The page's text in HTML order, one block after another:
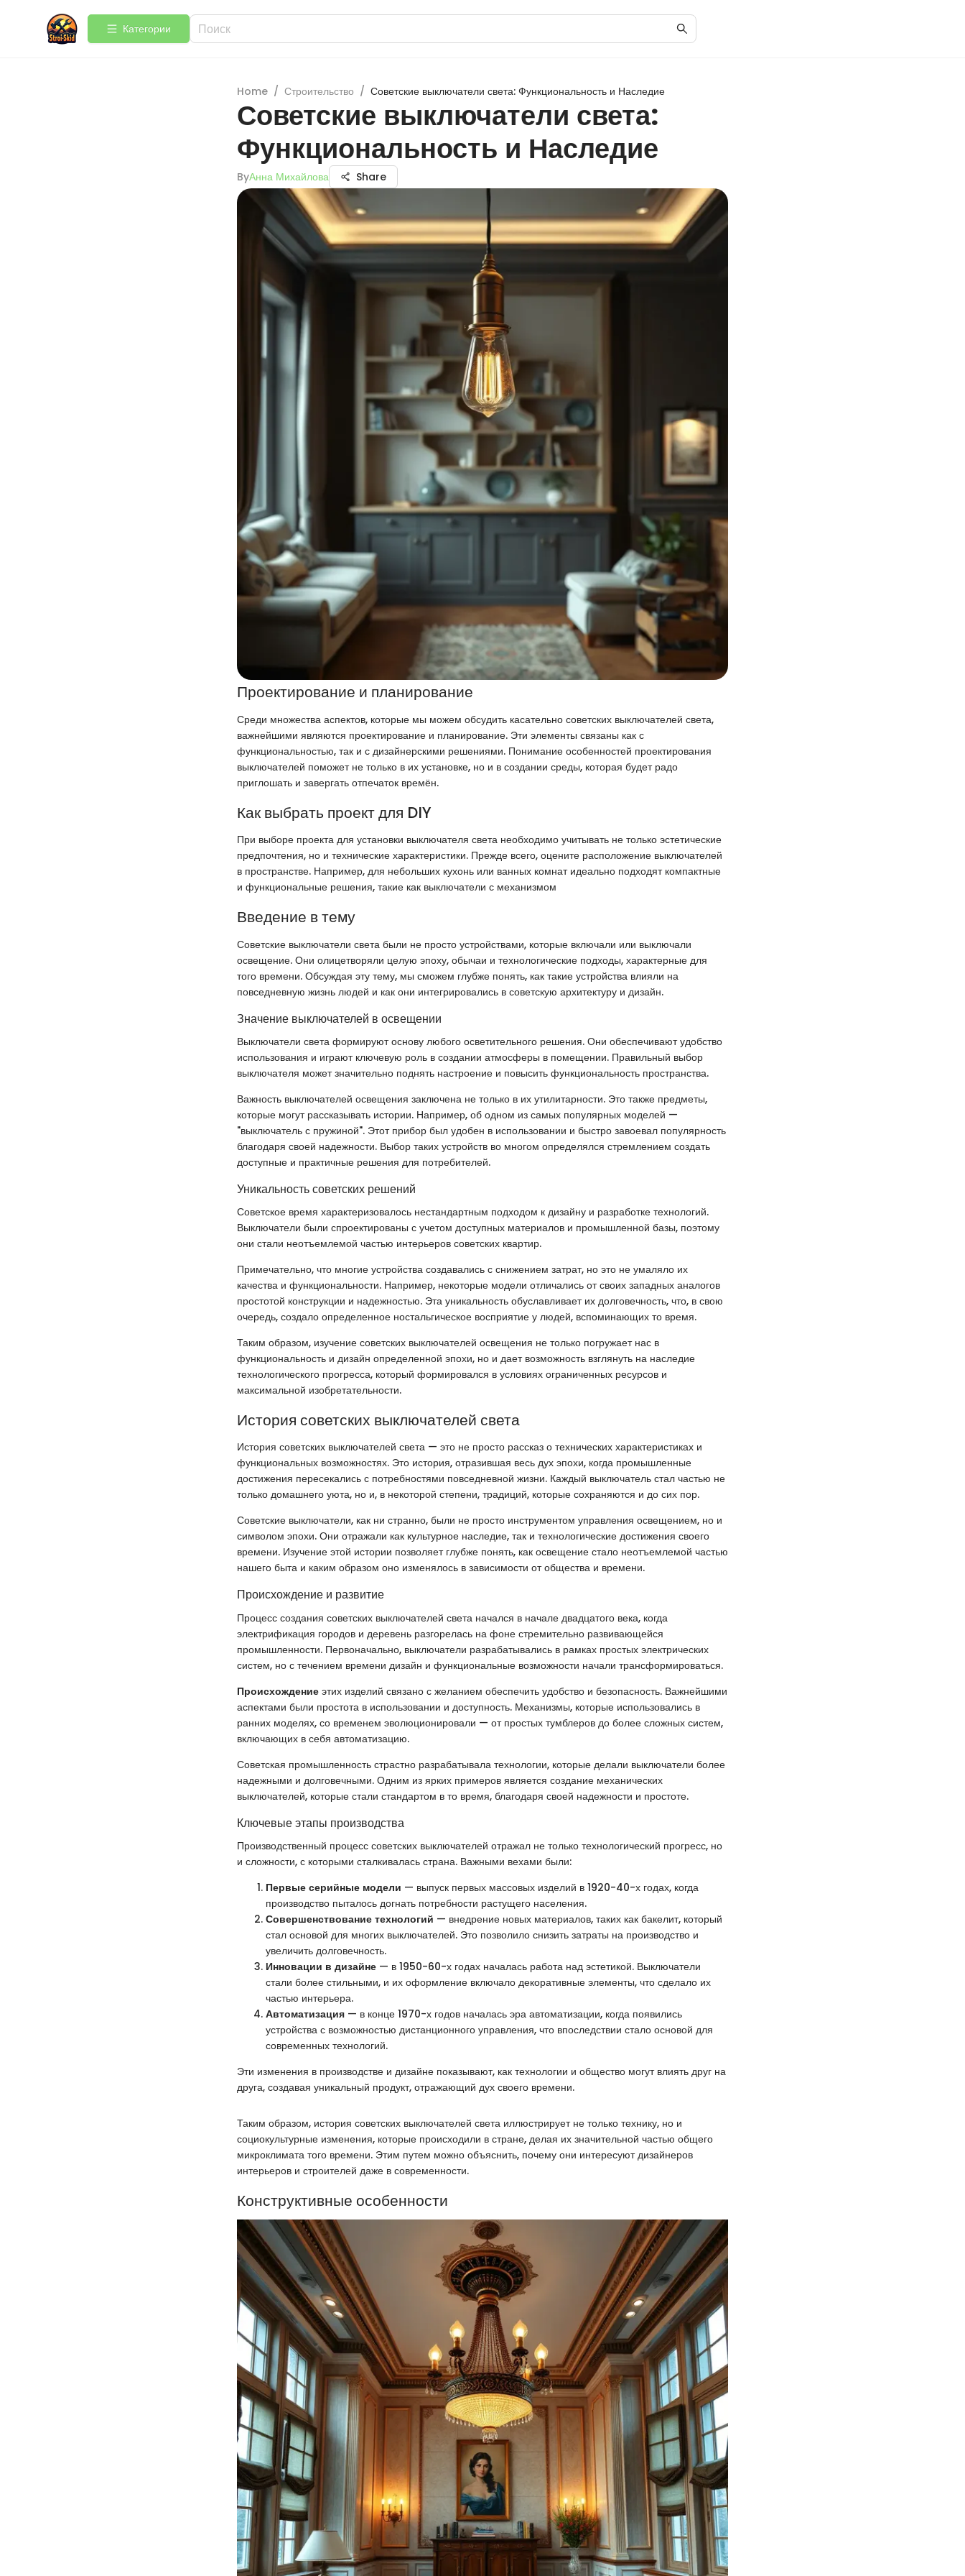
Категории
Home / Строительство / Советские выключатели света: Функциональность и Наследие
Советские выключатели света:
Функциональность и Наследие
ByАнна Михайлова Share
Проектирование и планирование
Среди множества аспектов, которые мы можем обсудить касательно советских выключателей света,
важнейшими являются проектирование и планирование. Эти элементы связаны как с
функциональностью, так и с дизайнерскими решениями. Понимание особенностей проектирования
выключателей поможет не только в их установке, но и в создании среды, которая будет радо
приглошать и завергать отпечаток времён.
Как выбрать проект для DIY
При выборе проекта для установки выключателя света необходимо учитывать не только эстетические
предпочтения, но и технические характеристики. Прежде всего, оцените расположение выключателей
в пространстве. Например, для небольших кухонь или ванных комнат идеально подходят компактные
и функциональные решения, такие как выключатели с механизмом
Введение в тему
Советские выключатели света были не просто устройствами, которые включали или выключали
освещение. Они олицетворяли целую эпоху, обычаи и технологические подходы, характерные для
того времени. Обсуждая эту тему, мы сможем глубже понять, как такие устройства влияли на
повседневную жизнь людей и как они интегрировались в советскую архитектуру и дизайн.
Значение выключателей в освещении
Выключатели света формируют основу любого осветительного решения. Они обеспечивают удобство
использования и играют ключевую роль в создании атмосферы в помещении. Правильный выбор
выключателя может значительно поднять настроение и повысить функциональность пространства.
Важность выключателей освещения заключена не только в их утилитарности. Это также предметы,
которые могут рассказывать истории. Например, об одном из самых популярных моделей —
"выключатель с пружиной". Этот прибор был удобен в использовании и быстро завоевал популярность
благодаря своей надежности. Выбор таких устройств во многом определялся стремлением создать
доступные и практичные решения для потребителей.
Уникальность советских решений
Советское время характеризовалось нестандартным подходом к дизайну и разработке технологий.
Выключатели были спроектированы с учетом доступных материалов и промышленной базы, поэтому
они стали неотъемлемой частью интерьеров советских квартир.
Примечательно, что многие устройства создавались с снижением затрат, но это не умаляло их
качества и функциональности. Например, некоторые модели отличались от своих западных аналогов
простотой конструкции и надежностью. Эта уникальность обуславливает их долговечность, что, в свою
очередь, создало определенное ностальгическое восприятие у людей, вспоминающих то время.
Таким образом, изучение советских выключателей освещения не только погружает нас в
функциональность и дизайн определенной эпохи, но и дает возможность взглянуть на наследие
технологического прогресса, который формировался в условиях ограниченных ресурсов и
максимальной изобретательности.
История советских выключателей света
История советских выключателей света — это не просто рассказ о технических характеристиках и
функциональных возможностях. Это история, отразившая весь дух эпохи, когда промышленные
достижения пересекались с потребностями повседневной жизни. Каждый выключатель стал частью не
только домашнего уюта, но и, в некоторой степени, традиций, которые сохраняются и до сих пор.
Советские выключатели, как ни странно, были не просто инструментом управления освещением, но и
символом эпохи. Они отражали как культурное наследие, так и технологические достижения своего
времени. Изучение этой истории позволяет глубже понять, как освещение стало неотъемлемой частью
нашего быта и каким образом оно изменялось в зависимости от общества и времени.
Происхождение и развитие
Процесс создания советских выключателей света начался в начале двадцатого века, когда
электрификация городов и деревень разгорелась на фоне стремительно развивающейся
промышленности. Первоначально, выключатели разрабатывались в рамках простых электрических
систем, но с течением времени дизайн и функциональные возможности начали трансформироваться.
Происхождение этих изделий связано с желанием обеспечить удобство и безопасность. Важнейшими
аспектами были простота в использовании и доступность. Механизмы, которые использовались в
ранних моделях, со временем эволюционировали — от простых тумблеров до более сложных систем,
включающих в себя автоматизацию.
Советская промышленность страстно разрабатывала технологии, которые делали выключатели более
надежными и долговечными. Одним из ярких примеров является создание механических
выключателей, которые стали стандартом в то время, благодаря своей надежности и простоте.
Ключевые этапы производства
Производственный процесс советских выключателей отражал не только технологический прогресс, но
и сложности, с которыми сталкивалась страна. Важными вехами были:
Первые серийные модели — выпуск первых массовых изделий в 1920-40-х годах, когда
производство пыталось догнать потребности растущего населения.
Совершенствование технологий — внедрение новых материалов, таких как бакелит, который
стал основой для многих выключателей. Это позволило снизить затраты на производство и
увеличить долговечность.
Инновации в дизайне — в 1950-60-х годах началась работа над эстетикой. Выключатели
стали более стильными, и их оформление включало декоративные элементы, что сделало их
частью интерьера.
Автоматизация — в конце 1970-х годов началась эра автоматизации, когда появились
устройства с возможностью дистанционного управления, что впоследствии стало основой для
современных технологий.
Эти изменения в производстве и дизайне показывают, как технологии и общество могут влиять друг на
друга, создавая уникальный продукт, отражающий дух своего времени.
Таким образом, история советских выключателей света иллюстрирует не только технику, но и
социокультурные изменения, которые происходили в стране, делая их значительной частью общего
микроклимата того времени. Этим путем можно объяснить, почему они интересуют дизайнеров
интерьеров и строителей даже в современности.
Конструктивные особенности